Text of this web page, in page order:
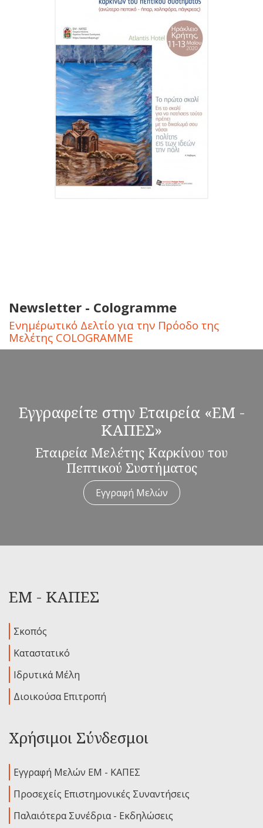
Newsletter - Cologramme
Ενημέρωτικό Δελτίο για την Πρόοδο της
Μελέτης COLOGRAMME
Εγγραφείτε στην Εταιρεία «ΕΜ -
ΚΑΠΕΣ»
Εταιρεία Μελέτης Καρκίνου του
Πεπτικού Συστήματος
Εγγραφή Μελών
ΕΜ - ΚΑΠΕΣ
Σκοπός
Καταστατικό
Ιδρυτικά Μέλη
Διοικούσα Επιτροπή
Χρήσιμοι Σύνδεσμοι
Εγγραφή Μελών ΕΜ - ΚΑΠΕΣ
Προσεχείς Επιστημονικές Συναντήσεις
Παλαιότερα Συνέδρια - Εκδηλώσεις